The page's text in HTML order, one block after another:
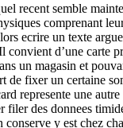
recent semble
comprenant
ecrire un texte
convient d’une carte
un magasin et
de fixer un certaine
represente une
filer des donnees
y est chez